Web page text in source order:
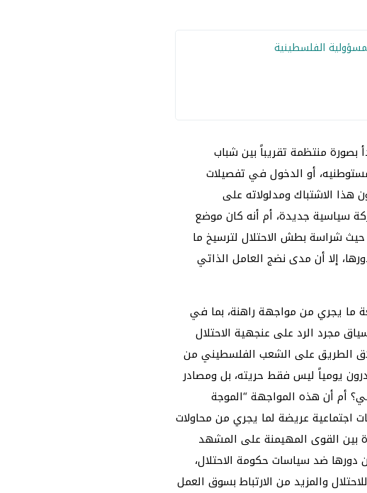
الفلسطينية
منتظمة تقريباً بين شباب
الاحتلال ومستوطنيه، أو الدخول في تفصيلات
الاشتباك ومدلولاته على
سياسية جديدة، أم أنه كان موضع
شراسة بطش الاحتلال لترسيخ ما
إلا أن مدى نضج العامل الذاتي
ما يجري من مواجهة راهنة، بما في
مجرد الرد على عنجهية الاحتلال
الطريق على الشعب الفلسطيني من
يومياً ليس فقط حريته، بل ومصادر
أم أن هذه المواجهة “الموجة
اجتماعية عريضة لما يجري من محاولات
بين القوى المهيمنة على المشهد
دورها ضد سياسات حكومة الاحتلال،
والمزيد من الارتباط بسوق العمل